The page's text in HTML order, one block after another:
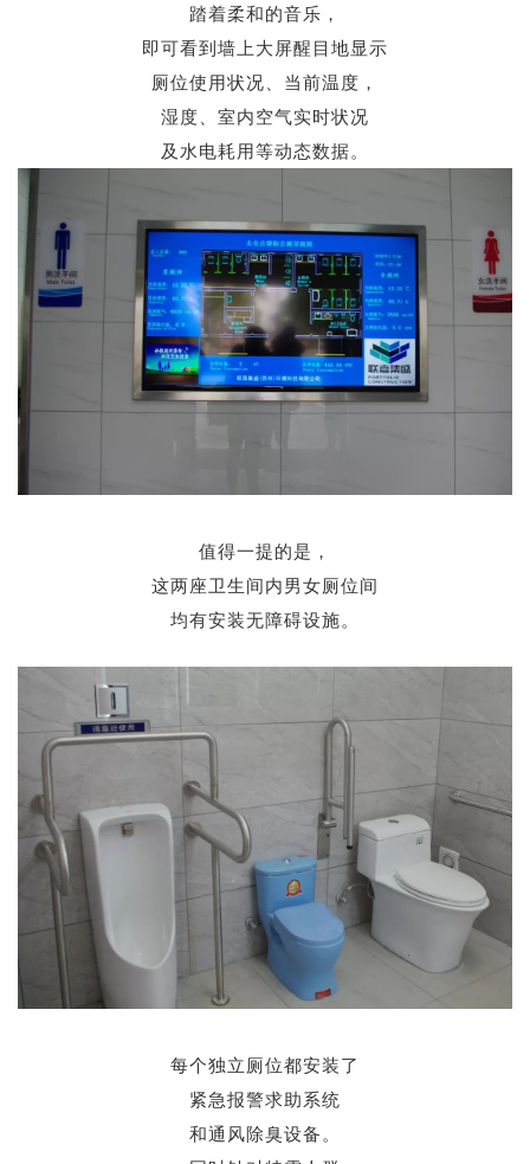
踏着柔和的音乐，
即可看到墙上大屏醒目地显示
厕位使用状况、当前温度，
湿度、室内空气实时状况
及水电耗用等动态数据。
值得一提的是，
这两座卫生间内男女厕位间
均有安装无障碍设施。
每个独立厕位都安装了
紧急报警求助系统
和通风除臭设备。